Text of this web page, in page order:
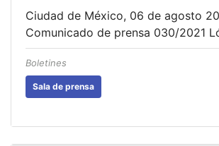
Ciudad de México, 06 de agosto
Comunicado de prensa 030/2021
Boletines
Sala de prensa